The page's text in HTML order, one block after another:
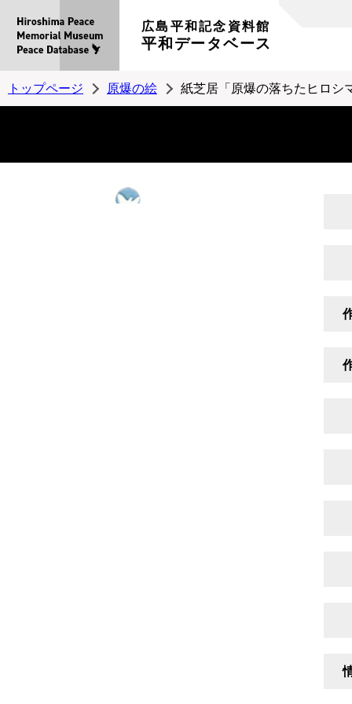
広島平和記念資料館
平和データベース
トップページ 原爆の絵 紙芝居「原爆の落ちたヒロシ